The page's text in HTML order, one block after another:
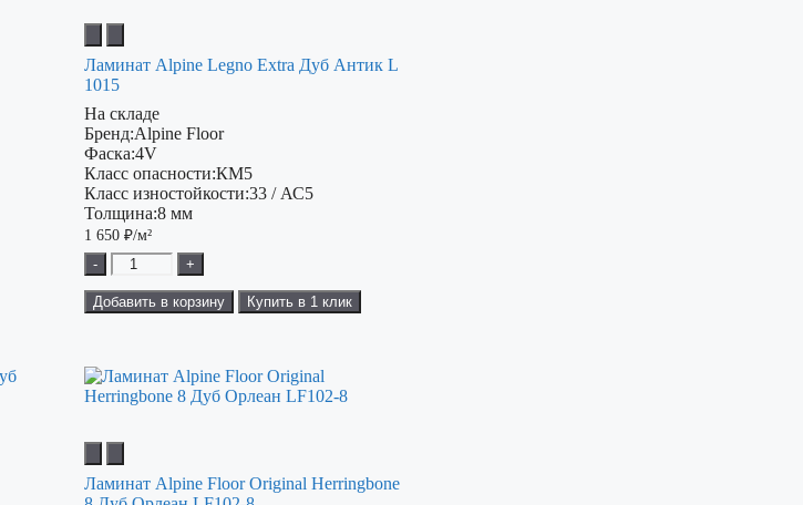
Ламинат Alpine Legno Extra Дуб Антик L
1015
На складе
Бренд:Alpine Floor
Фаска:4V
Класс опасности:КМ5
Класс изностойкости:33 / АС5
Толщина:8 мм
1 650 ₽/м²
-
+
Добавить в корзину Купить в 1 клик
Ламинат Alpine Floor Original Herringbone